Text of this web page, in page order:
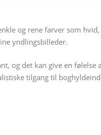
og rene farver som
yndlingsbilleder.
og det kan give en følelse
tilgang til